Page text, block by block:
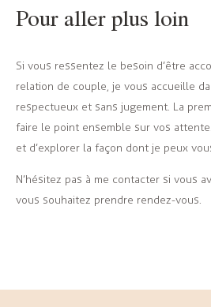
Pour aller plus loin
Si vous ressentez le besoin d’être
relation de couple, je vous accueille
respectueux et sans jugement. La
faire le point ensemble sur vos
et d’explorer la façon dont je peux
N’hésitez pas à me contacter si vous
vous souhaitez prendre rendez-vous.